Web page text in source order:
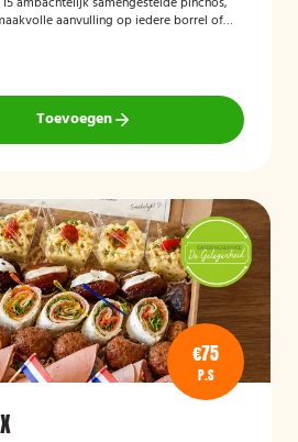
aanvulling op iedere borrel of
Toevoegen
€75
P.S